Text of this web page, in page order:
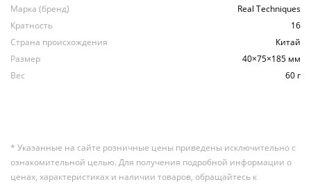
Марка (бренд)
Real Techniques
Кратность
16
Страна происхождения
Китай
Размер
40×75×185 мм
Вес
60 г
* Указанные на сайте розничные цены приведены исключительно с
ознакомительной целью. Для получения подробной информации о
ценах, характеристиках и наличии товаров, обращайтесь к